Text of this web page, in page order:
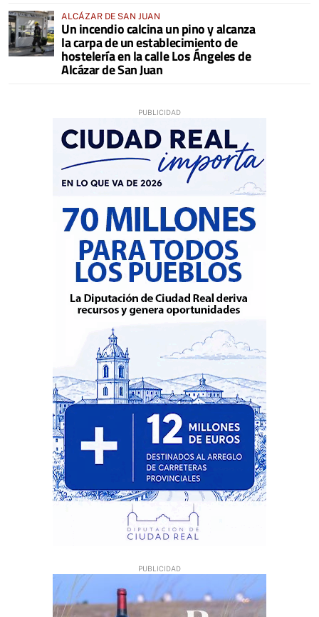
ALCÁZAR DE SAN JUAN
Un incendio calcina un pino y alcanza
la carpa de un establecimiento de
hostelería en la calle Los Ángeles de
Alcázar de San Juan